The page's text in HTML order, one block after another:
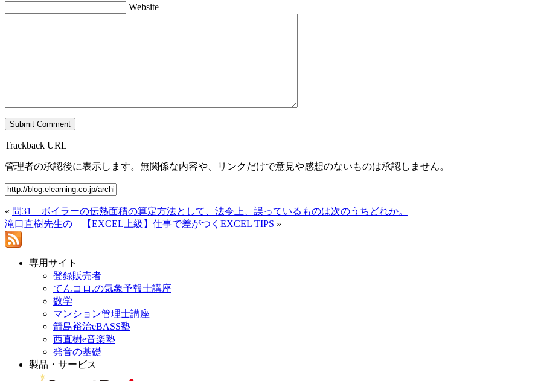
Website
Trackback URL
管理者の承認後に表示します。無関係な内容や、リンクだけで意見や感想のないものは承認しません。
« 問31 ボイラーの伝熱面積の算定方法として、法令上、誤っているものは次のうちどれか。
滝口直樹先生の 【EXCEL上級】仕事で差がつくEXCEL TIPS »
専用サイト
登録販売者
てんコロ.の気象予報士講座
数学
マンション管理士講座
箭島裕治eBASS塾
西直樹e音楽塾
発音の基礎
製品・サービス